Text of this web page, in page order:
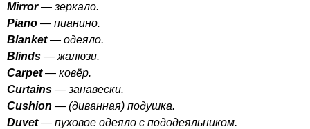
Mirror— зеркало.
Piano — пианино.
Blanket— одеяло.
Blinds — жалюзи.
Carpet— ковёр.
Curtains — занавески.
Cushion — (диванная) подушка.
Duvet— пуховое одеяло с пододеяльником.